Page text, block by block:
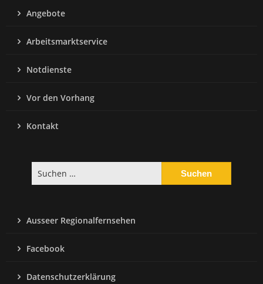
Angebote
Arbeitsmarktservice
Notdienste
Vor den Vorhang
Kontakt
Suchen
nach:
Ausseer Regionalfernsehen
Facebook
Datenschutzerklärung